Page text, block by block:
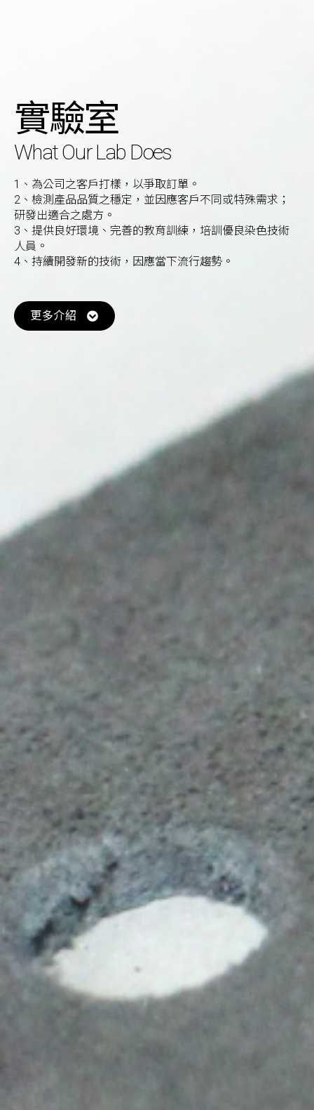
實驗室
What Our Lab Does
1、為公司之客戶打樣，以爭取訂單。
2、檢測產品品質之穩定，並因應客戶不同或特殊需求；
研發出適合之處方。
3、提供良好環境、完善的教育訓練，培訓優良染色技術
人員。
4、持續開發新的技術，因應當下流行趨勢。
更多介紹